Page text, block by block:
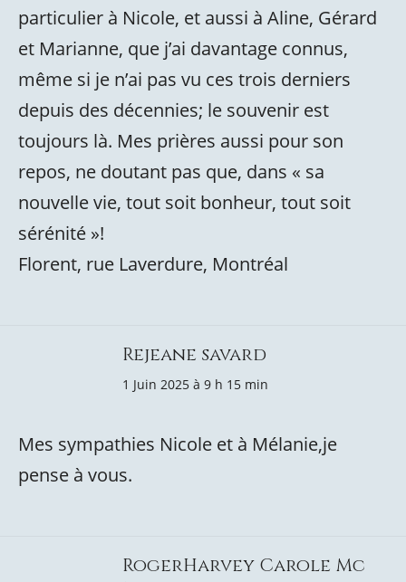
particulier à Nicole, et aussi à Aline, Gérard
et Marianne, que j’ai davantage connus,
même si je n’ai pas vu ces trois derniers
depuis des décennies; le souvenir est
toujours là. Mes prières aussi pour son
repos, ne doutant pas que, dans « sa
nouvelle vie, tout soit bonheur, tout soit
sérénité »!
Florent, rue Laverdure, Montréal
Rejeane savard
1 Juin 2025 à 9 h 15 min
Mes sympathies Nicole et à Mélanie,je
pense à vous.
RogerHarvey Carole Mc